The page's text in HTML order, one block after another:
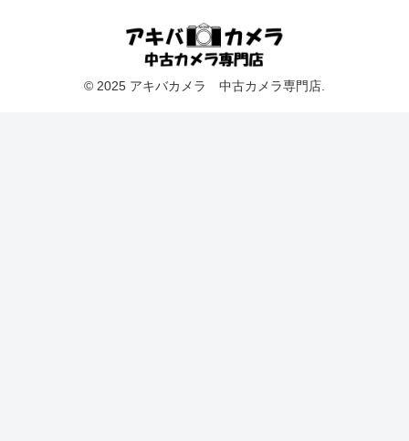
© 2025 アキバカメラ 中古カメラ専門店.